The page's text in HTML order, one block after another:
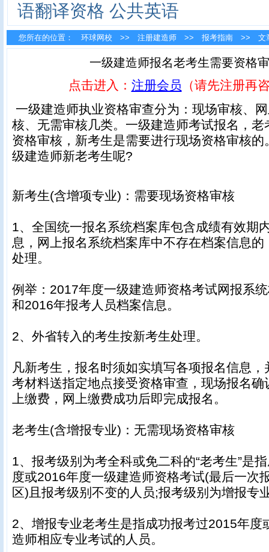
语翻译资格 公共英语
您所在的位置： 环球网校 >> 注册建造师 >> 报考指南 >> 文
一级建造师报名老考生需要资格
点击进入： 注册会员 （请先注册再
一级建造师执业资格审查分为：现场审核、
核、无需审核几类。一级建造师考试报名，老
资格审核，新考生是需要进行现场资格审核
级建造师新老考生呢?
新考生(含增项专业)：需要现场资格审核
1、全国统一报名系统档案库包含成绩有效期
息，网上报名系统档案库中不存在档案信息
处理。
例举：2017年度一级建造师资格考试网报系
和2016年报考人员档案信息。
2、外省转入的考生按新考生处理。
凡新考生，报名时须如实填写各项报名信息
考材料送指定地点接受资格审查，现场报名确
上缴费，网上缴费成功后即完成报名。
老考生(含增报专业)：无需现场资格审核
1、报考级别为考全科或免二科的“老考生”是
度或2016年度一级建造师资格考试(最后一次
区)且报考级别不变的人员;报考级别为增报专
2、增报专业老考生是指成功报考过2015年度
造师相应专业考试的人员。